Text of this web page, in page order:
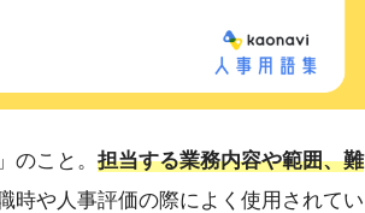
のこと。 担当する業務内容や範囲、難
時や人事評価の際によく使用されてい